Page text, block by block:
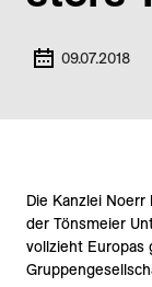
09.07.2018
Die Kanzlei
der Tönsmeier
vollzieht Europas